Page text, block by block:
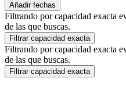
Añadir fechas
Filtrando por capacidad exacta
de las que buscas.
Filtrar capacidad exacta
Filtrando por capacidad exacta
de las que buscas.
Filtrar capacidad exacta